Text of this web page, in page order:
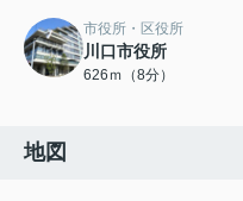
市役所・区役所
川口市役所
626ｍ（8分）
地図